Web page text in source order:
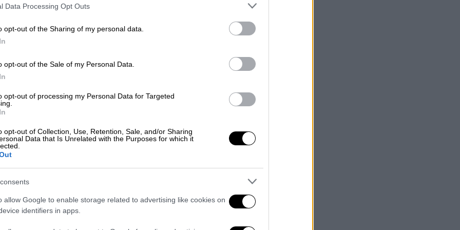
Data Processing Opt Outs
opt-out of the Sharing of my personal data.
opt-out of the Sale of my Personal Data.
opt-out of processing my Personal Data for Targeted
opt-out of Collection, Use, Retention, Sale, and/or Sharing
Data that Is Unrelated with the Purposes for which it
allow Google to enable storage related to advertising like cookies on
identifiers in apps.
σε συνέντευξή του να δίνει μια
που έχει το ιδιοκτησιακό ζήτημα.
επιστάτρια Γυμνασίου